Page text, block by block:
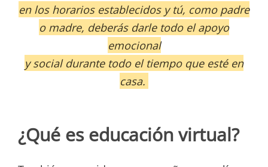
en los horarios establecidos y tú, como padre
o madre, deberás darle todo el apoyo
emocional
y social durante todo el tiempo que esté en
casa.
¿Qué es educación virtual?